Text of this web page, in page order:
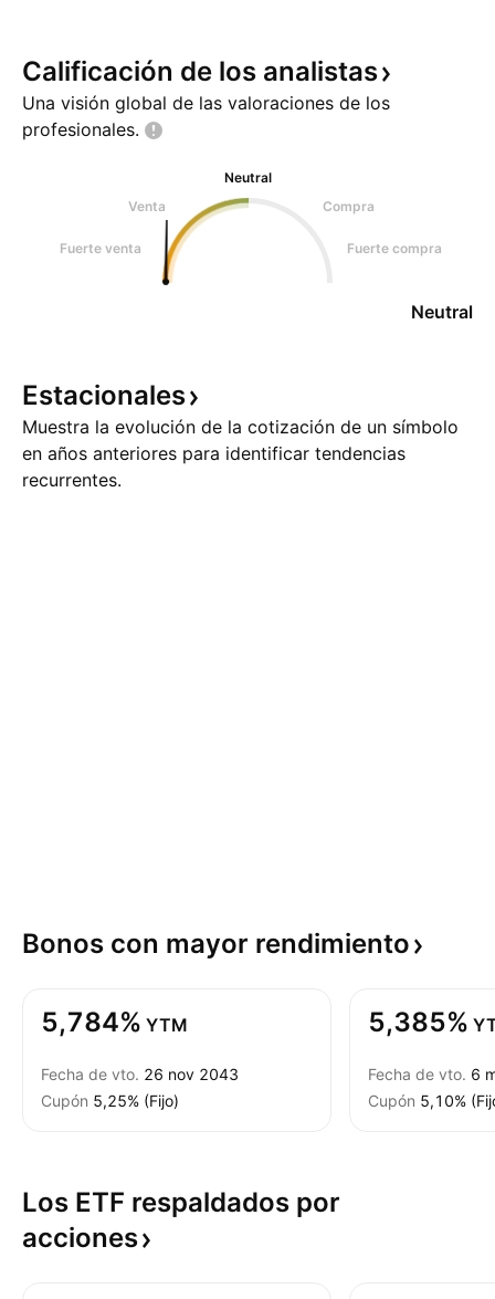
Calificación de los analistas
Una visión global de las valoraciones de los
profesionales.
Neutral
Venta
Compra
Fuerte venta Fuerte compra
Neutral
Estacionales
Muestra la evolución de la cotización de un símbolo
en años anteriores para identificar tendencias
recurrentes.
Bonos con mayor rendimiento
5,784% YTM
Fecha de vto. 26 nov 2043
Cupón 5,25% (Fijo)
5,385%
Fecha de vto. 6
Cupón 5,10%
Los ETF respaldados por
acciones